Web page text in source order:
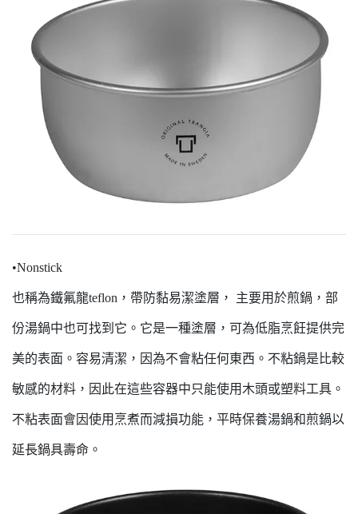
•Nonstick
也稱為鐵氟龍teflon，帶防黏易潔塗層， 主要用於煎鍋，部
份湯鍋中也可找到它。它是一種塗層，可為低脂烹飪提供完
美的表面。容易清潔，因為不會粘任何東西。不粘鍋是比較
敏感的材料，因此在這些容器中只能使用木頭或塑料工具。
不粘表面會因使用烹煮而減損功能，平時保養湯鍋和煎鍋以
延長鍋具壽命。